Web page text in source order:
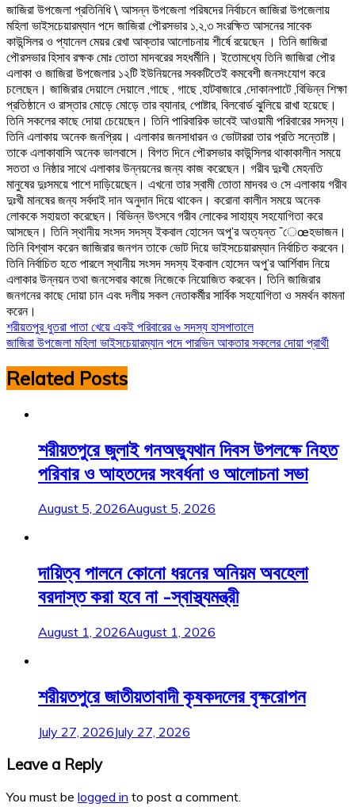
জাজিরা উপজেলা প্রতিনিধি \ আসন্ন উপজেলা পরিষদের নির্বাচনে জাজিরা উপজেলায়
মহিলা ভাইসচেয়ারম্যান পদে জাজিরা পৌরসভার ১,২,৩ সংরক্ষিত আসনের সাবেক
কাউন্সিলর ও প্যানেল মেয়র রেখা আক্তার আলোচনায় শীর্ষে রয়েছেন । তিনি জাজিরা
পৌরসভার হিসাব রক্ষক মোঃ তোতা মাদবরের সহধর্মীনি। ইতোমধ্যে তিনি জাজিরা পৌর
এলাকা ও জাজিরা উপজেলার ১২টি ইউনিয়নের সবকটিতেই কমবেশী জনসংযোগ করে
চলেছেন। জাজিরার দেয়ালে দেয়ালে ,গাছে , গাছে ,হাটবাজারে ,দোকানপাটে ,বিভিন্ন শিক্ষা
প্রতিষ্ঠানে ও রাস্তার মোড়ে মোড়ে তার ব্যানার, পোষ্টার, বিলবোর্ড ঝুলিয়ে রাখা হয়েছে।
তিনি সকলের কাছে দোয়া চেয়েছেন। তিনি পারিবারিক ভাবেই আওয়ামী পরিবারের সদস্য।
তিনি এলাকায় অনেক জনপ্রিয়। এলাকার জনসাধারন ও ভোটাররা তার প্রতি সন্তোষ্ট।
তাকে এলাকাবাসি অনেক ভালবাসে। বিগত দিনে পৌরসভার কাউন্সিলর থাকাকালীন সময়ে
সততা ও নিষ্ঠার সাথে এলাকার উন্নয়নের জন্য কাজ করেছেন। গরীব দুঃখী মেহনতি
মানুষের দুঃসময়ে পাশে দাড়িয়েছেন। এখনো তার স্বামী তোতা মাদবর ও সে এলাকায় গরীব
দুঃখী মানষের জন্য সর্বদাই দান অনুদান দিয়ে থাকেন। করোনা কালীন সময়ে অনেক
লোককে সহায়তা করেছেন। বিভিন্ন উৎসবে গরীব লোকের সাহায়্য সহযোগিতা করে
আসছেন। তিনি স্থানীয় সংসদ সদস্য ইকবাল হোসেন অপু’র অত্যন্ত ¯েœহভাজন।
তিনি বিশ্বাস করেন জাজিরার জনগন তাকে ভোট দিয়ে ভাইসচেয়ারম্যান নির্বাচিত করবেন।
তিনি নির্বাচিত হতে পারলে স্থানীয় সংসদ সদস্য ইকবাল হোসেন অপু’র আর্শিবাদ নিয়ে
এলাকার উন্নয়ন তথা জনসেবার কাজে নিজেকে নিয়োজিত করবেন। তিনি জাজিরার
জনগনের কাছে দোয়া চান এবং দলীয় সকল নেতাকর্মীর সার্বিক সহযোগিতা ও সমর্থন কামনা
করেন।
Post
navigation
শরীয়তপুর ধুতরা পাতা খেয়ে একই পরিবারের ৬ সদস্য হাসপাতালে
জাজিরা উপজেলা মহিলা ভাইসচেয়ারম্যান পদে পারভিন আকতার সকলের দোয়া প্রার্থী
Related Posts
শরীয়তপুরে জুলাই গনঅভ্যুথান দিবস উপলক্ষে নিহত
পরিবার ও আহতদের সংবর্ধনা ও আলোচনা সভা
August 5, 2026August 5, 2026
দায়িত্ব পালনে কোনো ধরনের অনিয়ম অবহেলা
বরদাস্ত করা হবে না -স্বাস্থ্যমন্ত্রী
August 1, 2026August 1, 2026
শরীয়তপুরে জাতীয়তাবাদী কৃষকদলের বৃক্ষরোপন
July 27, 2026July 27, 2026
Leave a Reply
You must be logged in to post a comment.